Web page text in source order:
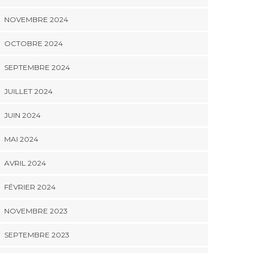
NOVEMBRE 2024
OCTOBRE 2024
SEPTEMBRE 2024
JUILLET 2024
JUIN 2024
MAI 2024
AVRIL 2024
FÉVRIER 2024
NOVEMBRE 2023
SEPTEMBRE 2023